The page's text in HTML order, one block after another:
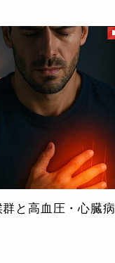
と高血圧・心臓病